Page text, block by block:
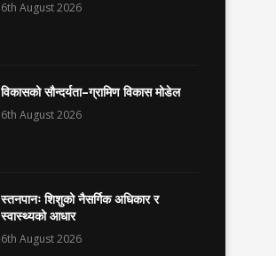
6th August 2026
विकासको सौन्दर्यता–ग्रामिण विकास मोडेल
6th August 2026
स्तनपानः शिशुको नैसर्गिक अधिकार र
स्वास्थ्यको आधार
6th August 2026